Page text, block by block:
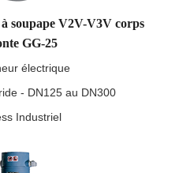
soupape V2V-V3V corps
GG-25
électrique
- DN125 au DN300
Industriel